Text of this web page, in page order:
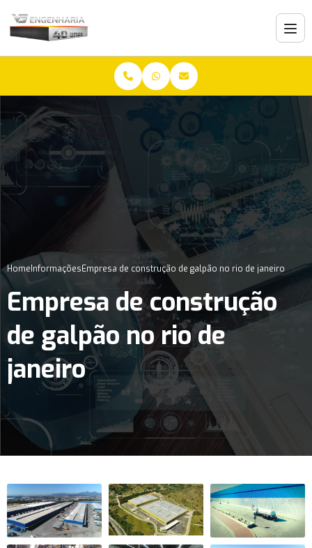
Home InformaçõesEmpresa de construção de galpão no rio de janeiro
Empresa de construção
de galpão no rio de
janeiro